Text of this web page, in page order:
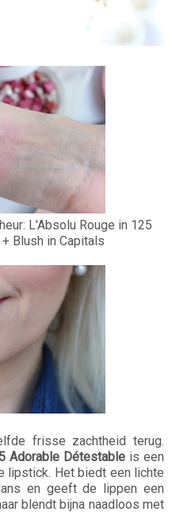
L'Absolu Rouge in 125
Blush in Capitals
frisse zachtheid terug.
Adorable Détestable is een
lipstick. Het biedt een lichte
en geeft de lippen een
blendt bijna naadloos met